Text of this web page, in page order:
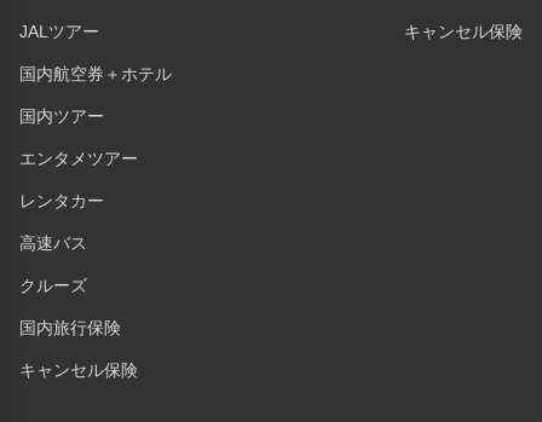
JALツアー
国内航空券＋ホテル
国内ツアー
エンタメツアー
レンタカー
高速バス
クルーズ
国内旅行保険
キャンセル保険
キャンセル保険